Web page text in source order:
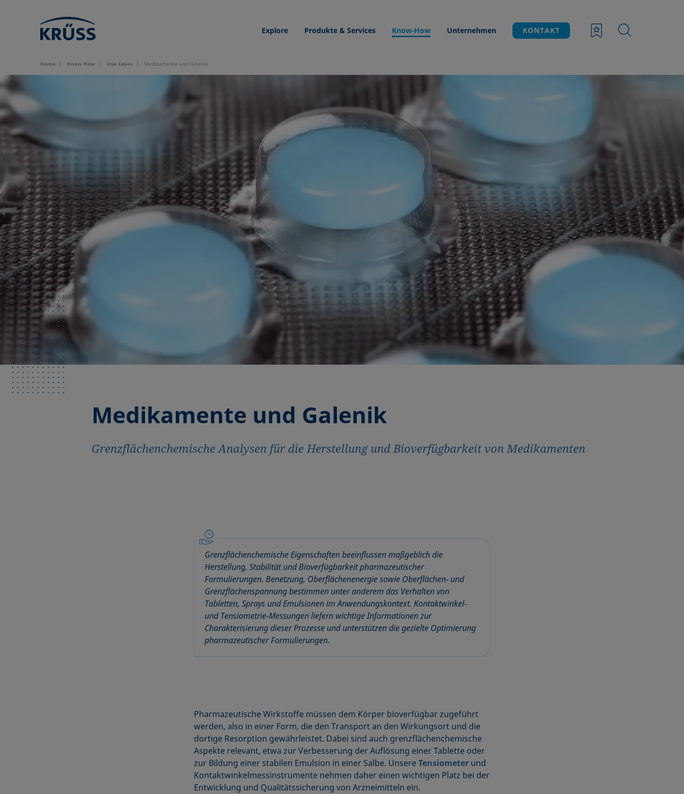
Explore Produkte & Services Know-How Unternehmen KONTAKT
Home Know How Use Cases Medikamente und Galenik
Medikamente und Galenik
Grenzflächenchemische Analysen für die Herstellung und Bioverfügbarkeit von Medikamenten
Grenzflächenchemische Eigenschaften beeinflussen maßgeblich die
Herstellung, Stabilität und Bioverfügbarkeit pharmazeutischer
Formulierungen. Benetzung, Oberflächenenergie sowie Oberflächen- und
Grenzflächenspannung bestimmen unter anderem das Verhalten von
Tabletten, Sprays und Emulsionen im Anwendungskontext. Kontaktwinkel-
und Tensiometrie-Messungen liefern wichtige Informationen zur
Charakterisierung dieser Prozesse und unterstützen die gezielte Optimierung
pharmazeutischer Formulierungen.
Pharmazeutische Wirkstoffe müssen dem Körper bioverfügbar zugeführt
werden, also in einer Form, die den Transport an den Wirkungsort und die
dortige Resorption gewährleistet. Dabei sind auch grenzflächenchemische
Aspekte relevant, etwa zur Verbesserung der Auflösung einer Tablette oder
zur Bildung einer stabilen Emulsion in einer Salbe. UnsereTensiometerund
Kontaktwinkelmessinstrumente nehmen daher einen wichtigen Platz bei der
Entwicklung und Qualitätssicherung von Arzneimitteln ein.